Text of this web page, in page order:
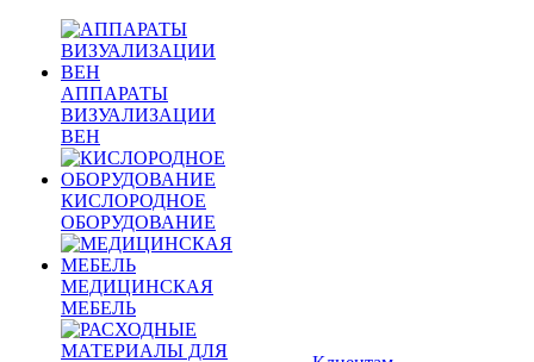
АППАРАТЫ
ВИЗУАЛИЗАЦИИ
ВЕН
КИСЛОРОДНОЕ
ОБОРУДОВАНИЕ
МЕДИЦИНСКАЯ
МЕБЕЛЬ